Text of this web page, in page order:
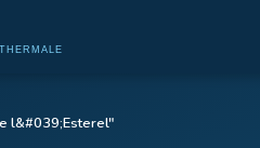
l&#039;Esterel"